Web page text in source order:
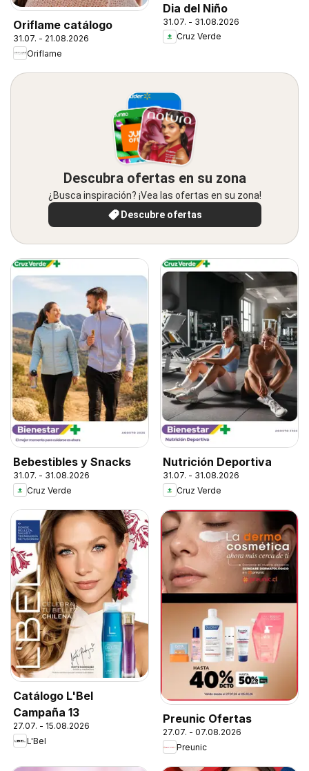
Oriflame catálogo
31.07. - 21.08.2026
Oriflame
Dia del Niño
31.07. - 31.08.2026
Cruz Verde
Descubra ofertas en su zona
¿Busca inspiración? ¡Vea las ofertas en su zona!
Descubre ofertas
Bebestibles y Snacks
31.07. - 31.08.2026
Cruz Verde
Nutrición Deportiva
31.07. - 31.08.2026
Cruz Verde
Catálogo L'Bel
Campaña 13
27.07. - 15.08.2026
L'Bel
Preunic Ofertas
27.07. - 07.08.2026
Preunic